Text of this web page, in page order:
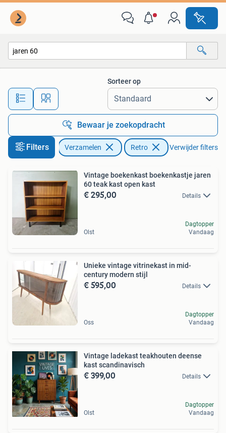
Alle afstanden…
Sorteer op
Bewaar je zoekopdracht
Filters Verzamelen Retro Verwijder filters
Vintage boekenkast boekenkastje jaren
60 teak kast open kast
€ 295,00 Details
Olst
Dagtopper
Vandaag
Unieke vintage vitrinekast in mid-
century modern stijl
€ 595,00 Details
Oss
Dagtopper
Vandaag
Vintage ladekast teakhouten deense
kast scandinavisch
€ 399,00 Details
Olst
Dagtopper
Vandaag